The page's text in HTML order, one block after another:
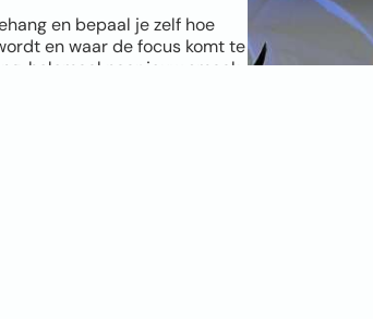
en bepaal je zelf hoe
en waar de focus komt te
helemaal naar jouw smaak.